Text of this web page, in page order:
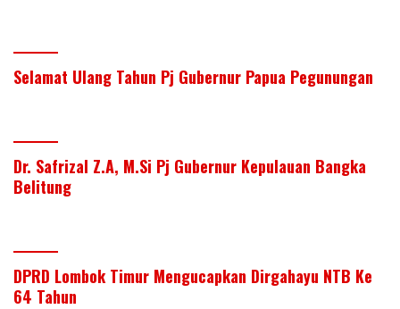
Selamat Ulang Tahun Pj Gubernur Papua Pegunungan
Dr. Safrizal Z.A, M.Si Pj Gubernur Kepulauan Bangka
Belitung
DPRD Lombok Timur Mengucapkan Dirgahayu NTB Ke
64 Tahun